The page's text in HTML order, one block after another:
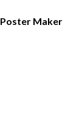
Poster Maker